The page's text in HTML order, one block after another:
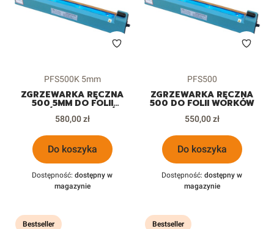
Kod produktu
PFS500K 5mm
ZGRZEWARKA RĘCZNA
500 5MM DO FOLII
WORKÓW DOYPACKÓW
Cena
580,00 zł
Do koszyka
Dostępność: dostępny w
magazynie
Kod produktu
PFS500
ZGRZEWARKA RĘCZNA
500 DO FOLII WORKÓW
Cena
550,00 zł
Do koszyka
Dostępność: dostępny w
magazynie
Bestseller Bestseller